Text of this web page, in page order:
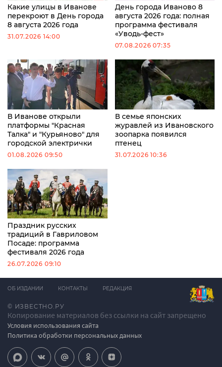
Какие улицы в Иванове
перекроют в День города
8 августа 2026 года
31.07.2026 14:00
День города Иваново 8
августа 2026 года: полная
программа фестиваля
«Уводь-фест»
07.08.2026 07:35
В Иванове открыли
платформы "Красная
Талка" и "Курьяново" для
городской электрички
01.08.2026 09:50
В семье японских
журавлей из Ивановского
зоопарка появился
птенец
31.07.2026 10:36
Праздник русских
традиций в Гавриловом
Посаде: программа
фестиваля 2026 года
26.07.2026 09:10
© ИЗВЕСТНО.РУ
Копирование материалов без ссылки на сайт запрещено
Условия использования сайта
Политика обработки персональных данных
ОБ ИЗДАНИИ КОНТАКТЫ РЕДАКЦИЯ